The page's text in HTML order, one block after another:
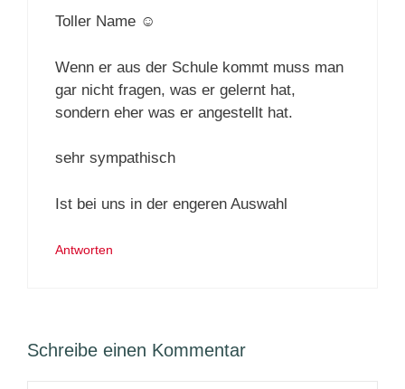
Toller Name ☺️
Wenn er aus der Schule kommt muss man
gar nicht fragen, was er gelernt hat,
sondern eher was er angestellt hat.
sehr sympathisch
Ist bei uns in der engeren Auswahl
Antworten
Schreibe einen Kommentar